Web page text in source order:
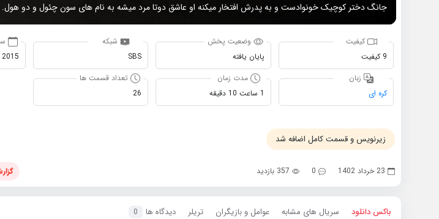
جانگ دختر کوچیک خونوادست و به پدرش افتخار میکنه او عاشق دوتا مرد میشه به نام های سون چئول و دو هول.
کیفیت
9 کیفیت
وضعیت پخش
پایان یافته
شبکه
SBS
2015
زبان
کره ای
مدت زمان
1 ساعت 10 دقیقه
تعداد قسمت ها
26
زیرنویس و قسمت کامل اضافه شد
23 خرداد 1402 0 357 بازدید
باکس دانلود سریال های مشابه عوامل و بازیگران تریلر دیدگاه ها 0